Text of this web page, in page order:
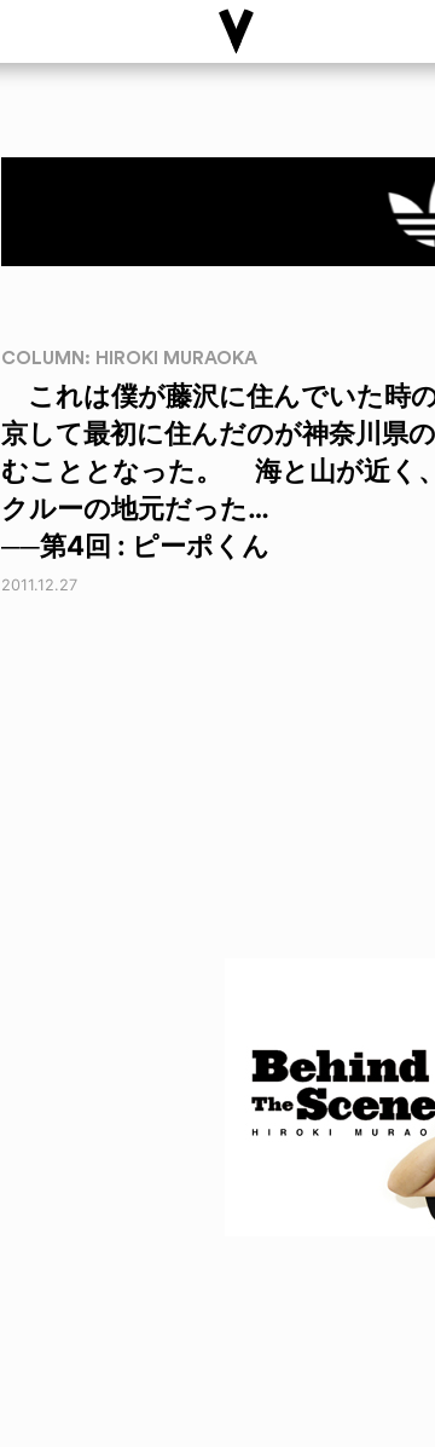
COLUMN: HIROKI MURAOKA
これは僕が藤沢に住んでいた時
京して最初に住んだのが神奈川県
むこととなった。 海と山が近く
クルーの地元だった…
──第4回 : ピーポくん
2011.12.27